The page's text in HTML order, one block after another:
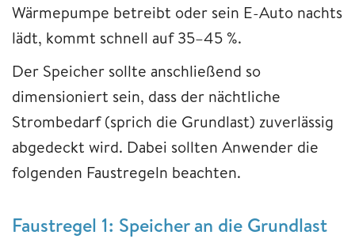
Wärmepumpe betreibt oder sein E-Auto nachts
lädt, kommt schnell auf 35–45 %.
Der Speicher sollte anschließend so
dimensioniert sein, dass der nächtliche
Strombedarf (sprich die Grundlast) zuverlässig
abgedeckt wird. Dabei sollten Anwender die
folgenden Faustregeln beachten.
Faustregel 1: Speicher an die Grundlast